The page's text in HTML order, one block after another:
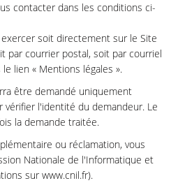
contacter dans les conditions ci-
soit directement sur le Site
par courrier postal, soit par courriel
lien « Mentions légales ».
être demandé uniquement
vérifier l'identité du demandeur. Le
la demande traitée.
ou réclamation, vous
Nationale de l'Informatique et
sur www.cnil.fr).